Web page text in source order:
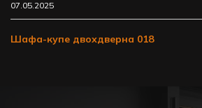
07.05.2025
Шафа-купе двохдверна 018